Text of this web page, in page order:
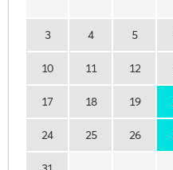
3 4 5
10 11 12
17 18 19
24 25 26